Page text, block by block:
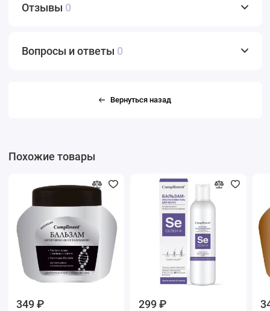
Отзывы 0
Вопросы и ответы 0
Вернуться назад
Похожие товары
349 ₽ 299 ₽